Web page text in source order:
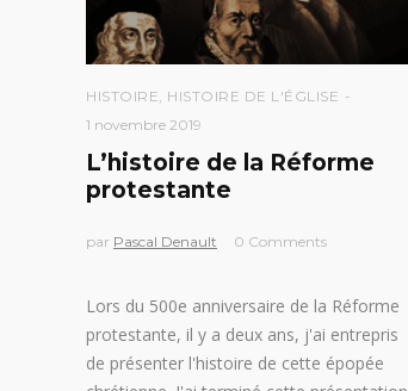
HISTOIRE, HISTOIRE DE L'ÉGLISE
1 novembre 2019
L’histoire de la Réforme
protestante
par Pascal Denault 0 Comments
Lors du 500e anniversaire de la Réforme
protestante, il y a deux ans, j'ai entrepris
de présenter l'histoire de cette épopée